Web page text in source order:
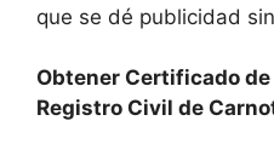
que se dé publicidad
Obtener Certificado
Registro Civil de